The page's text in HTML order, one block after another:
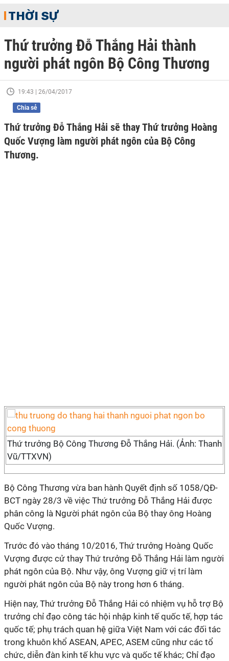
THỜI SỰ
Thứ trưởng Đỗ Thắng Hải thành
người phát ngôn Bộ Công Thương
19:43 | 26/04/2017
Chia sẻ
Thứ trưởng Đỗ Thắng Hải sẽ thay Thứ trưởng Hoàng
Quốc Vượng làm người phát ngôn của Bộ Công
Thương.
Thứ trưởng Bộ Công Thương Đỗ Thắng Hải. (Ảnh: Thanh
Vũ/TTXVN)
Bộ Công Thương vừa ban hành Quyết định số 1058/QĐ-
BCT ngày 28/3 về việc Thứ trưởng Đỗ Thắng Hải được
phân công là Người phát ngôn của Bộ thay ông Hoàng
Quốc Vượng.
Trước đó vào tháng 10/2016, Thứ trưởng Hoàng Quốc
Vượng được cử thay Thứ trưởng Đỗ Thắng Hải làm người
phát ngôn của Bộ. Như vậy, ông Vượng giữ vị trí làm
người phát ngôn của Bộ này trong hơn 6 tháng.
Hiện nay, Thứ trưởng Đỗ Thắng Hải có nhiệm vụ hỗ trợ Bộ
trưởng chỉ đạo công tác hội nhập kinh tế quốc tế, hợp tác
quốc tế; phụ trách quan hệ giữa Việt Nam với các đối tác
trong khuôn khổ ASEAN, APEC, ASEM cũng như các tổ
chức, diễn đàn kinh tế khu vực và quốc tế khác; Chỉ đạo